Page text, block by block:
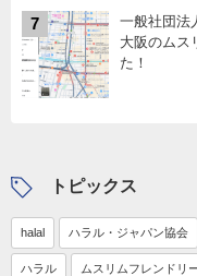
7
一般社団法
大阪のムス
た！
トピックス
halal ハラル・ジャパン協会
ハラル ムスリムフレンドリ